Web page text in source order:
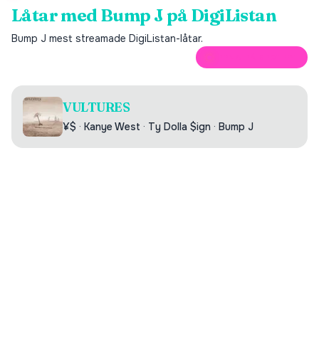
Låtar medBump J på DigiListan
Bump J mest streamade DigiListan-låtar.
VULTURES
¥$ · Kanye West · Ty Dolla $ign · Bump J